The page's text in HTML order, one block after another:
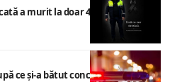
a murit la doar 44 ani
ce și-a bătut concubinul